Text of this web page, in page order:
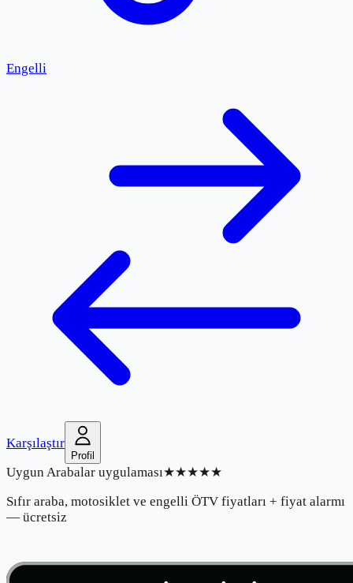
Engelli
Karşılaştır
Profil
Uygun Arabalar uygulaması★★★★★
Sıfır araba, motosiklet ve engelli ÖTV fiyatları + fiyat alarmı
— ücretsiz